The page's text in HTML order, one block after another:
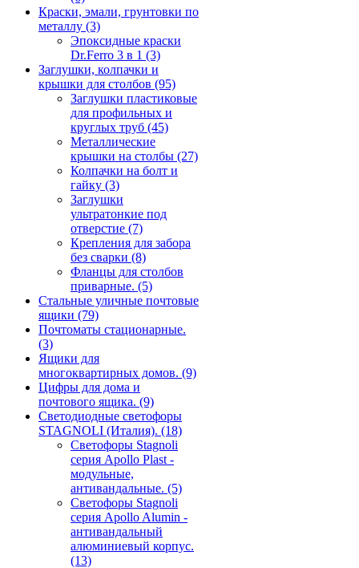
Краски, эмали, грунтовки по
металлу (3)
Эпоксидные краски
Dr.Ferro 3 в 1 (3)
Заглушки, колпачки и
крышки для столбов (95)
Заглушки пластиковые
для профильных и
круглых труб (45)
Металлические
крышки на столбы (27)
Колпачки на болт и
гайку (3)
Заглушки
ультратонкие под
отверстие (7)
Крепления для забора
без сварки (8)
Фланцы для столбов
приварные. (5)
Стальные уличные почтовые
ящики (79)
Почтоматы стационарные.
(3)
Ящики для
многоквартирных домов. (9)
Цифры для дома и
почтового ящика. (9)
Светодиодные светофоры
STAGNOLI (Италия). (18)
Светофоры Stagnoli
серия Apollo Plast -
модульные,
антивандальные. (5)
Светофоры Stagnoli
серия Apollo Alumin -
антивандальный
алюминиевый корпус.
(13)